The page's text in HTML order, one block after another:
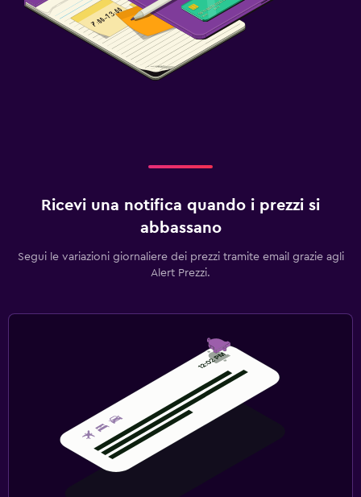
Media e intrattenimento
TV via cavo o satellitare
Ricevi una notifica quando i prezzi si
abbassano
Segui le variazioni giornaliere dei prezzi tramite email grazie agli
Alert Prezzi.